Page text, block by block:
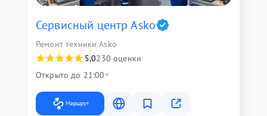
Сервисный центр Asko
Ремонт техники Asko
5,0230 оценки
Открыто до 21:00
Маршрут